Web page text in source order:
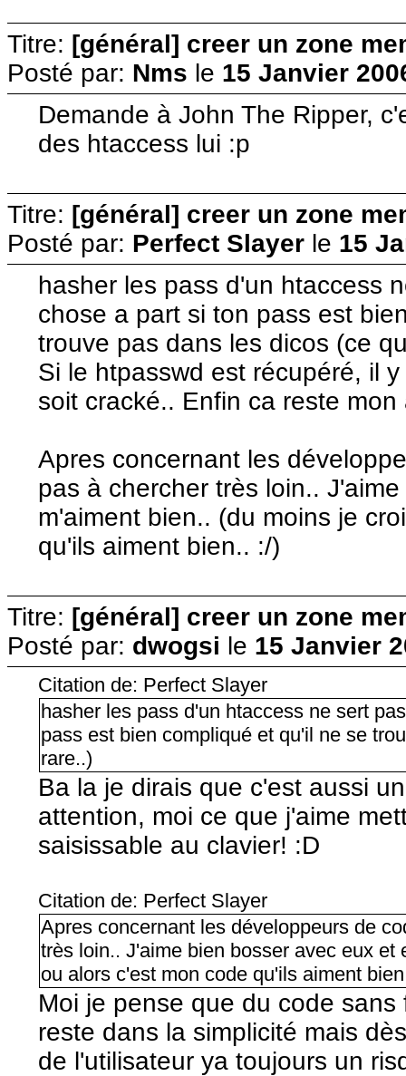
Titre: [général] creer un zone
Posté par: Nms le 15 Janvier
Demande à John The Ripper,
des htaccess lui :p
Titre: [général] creer un zone
Posté par: Perfect Slayer le 15
hasher les pass d'un htaccess
chose a part si ton pass est
trouve pas dans les dicos (ce
Si le htpasswd est récupéré, il
soit cracké.. Enfin ca reste mon
Apres concernant les
pas à chercher très loin..
m'aiment bien.. (du moins je
qu'ils aiment bien.. :/)
Titre: [général] creer un zone
Posté par: dwogsi le 15 Janvier
Citation de: Perfect Slayer
hasher les pass d'un htaccess ne sert
pass est bien compliqué et qu'il ne se
rare..)
Ba la je dirais que c'est aussi
attention, moi ce que j'aime
saisissable au clavier! :D
Citation de: Perfect Slayer
Apres concernant les développeurs de
très loin.. J'aime bien bosser avec eux
ou alors c'est mon code qu'ils aiment
Moi je pense que du code
reste dans la simplicité mais
de l'utilisateur ya toujours un